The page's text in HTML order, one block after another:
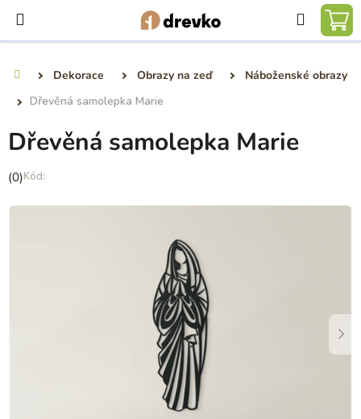
obsah
Hledat
Dekorace Obrazy na zeď
Náboženské obrazy
Dřevěná samolepka Marie
Dřevěná samolepka Marie
Průměrné
produktu
(0)